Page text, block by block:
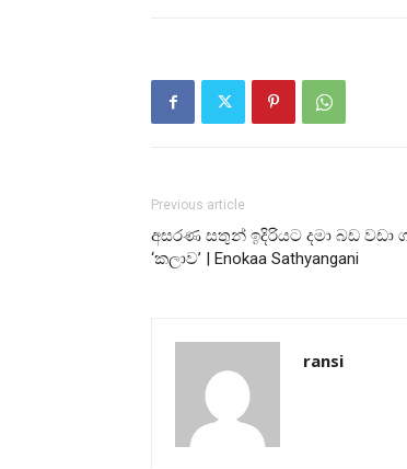
Previous article
අසරණ සතුන් ඉදිරියට දමා බඩ වඩා
‘කලාව’ | Enokaa Sathyangani
ransi